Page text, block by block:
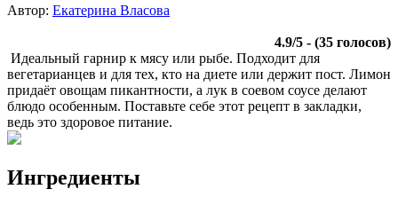
Автор: Екатерина Власова
4.9/5 - (35 голосов)
Идеальный гарнир к мясу или рыбе. Подходит для
вегетарианцев и для тех, кто на диете или держит пост. Лимон
придаёт овощам пикантности, а лук в соевом соусе делают
блюдо особенным. Поставьте себе этот рецепт в закладки,
ведь это здоровое питание.
Ингредиенты